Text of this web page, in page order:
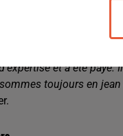
du voisin.
travaux avancent
"
et a été payé.
toujours en